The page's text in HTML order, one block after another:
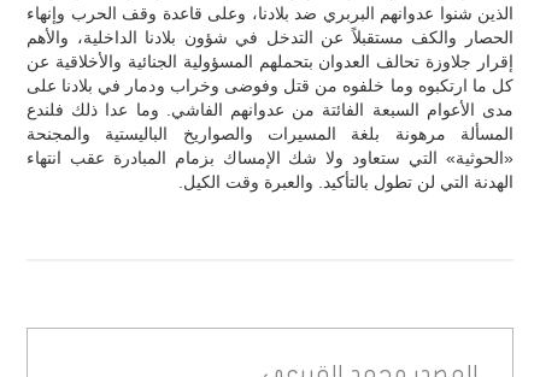
الذين شنوا عدوانهم البربري ضد بلادنا، وعلى قاعدة وقف الحرب وإنهاء
الحصار والكف مستقبلاً عن التدخل في شؤون بلادنا الداخلية، والأهم
إقرار جلاوزة تحالف العدوان بتحملهم المسؤولية الجنائية والأخلاقية عن
كل ما ارتكبوه وما خلفوه من قتل وفوضى وخراب ودمار في بلادنا على
مدى الأعوام السبعة الفائتة من عدوانهم الفاشي. وما عدا ذلك فلندع
المسألة مرهونة بلغة المسيرات والصواريخ الباليستية والمجنحة
«الحوثية» التي ستعاود ولا شك الإمساك بزمام المبادرة عقب انتهاء
الهدنة التي لن تطول بالتأكيد. والعبرة وقت الكيل.